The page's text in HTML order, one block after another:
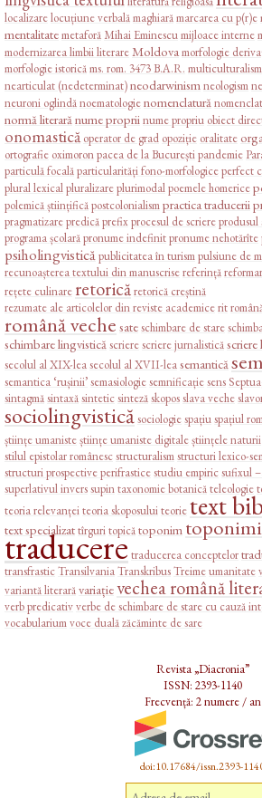
localizarelocuțiune verbalămaghiarămarcarea cu p(r)e
mentalitatemetaforă Mihai Eminescumijloace interne
modernizarea limbii literareMoldovamorfologie
morfologie istoricăms. rom. 3473 B.A.R. multiculturalism
nearticulat (nedeterminat)neodarwinismneologism
neuroni oglindănoematologienomenclatură
normă literarănume propriinume propriu obiect
onomastică operator de grad opoziție oralitate
ortografie oximoronpacea de la Bucureștipandemie
particulă focalăparticularități fono-morfologiceperfect
plural lexicalpluralizareplurimodalpoemele homerice
polemică științificăpostcolonialismpractica traducerii
pragmatizarepredicăprefixprocesul de scriereprodusul
programa școlarăpronume indefinitpronume nehotărîte
psiholingvisticăpublicitatea în turismpulsiune de
recunoașterea textului din manuscrisereferință
rețete culinare retoricăretorică creștină
rezumate ale articolelor din reviste academicerit
română veche sateschimbare de stare
schimbare lingvisticăscrierescriere jurnalisticăscriere
secolul al XIX-leasecolul al XVII-leasemantică
semantica ‘rușinii’semasiologiesemnificațiesens
sintagmăsintaxăsinteticsintezăskoposslava veche
sociolingvisticăsociologiespațiuspațiul
științe umanisteștiințe umaniste digitaleștiințele naturii
stilul epistolar românescstructuralismstructuri lexico-
structuri prospective perifrasticestudiu empiricsufixul
superlativul inverssupintaxonomie botanicăteleologie
teoria relevanțeiteoria skoposuluiteorietext
text specializattîrguritopicătoponim
traduceretraducerea conceptelor
transfrasticTransilvaniaTranskribusTreimeumanitate
variantă literarăvariațievechea română
verb predicativverbe de schimbare de stare cu cauză
vocabulariumvoce dualăzăcăminte de sare
Revista „Diacronia”
ISSN: 2393-1140
Frecvență: 2 numere / an
doi:10.17684/issn.2393-